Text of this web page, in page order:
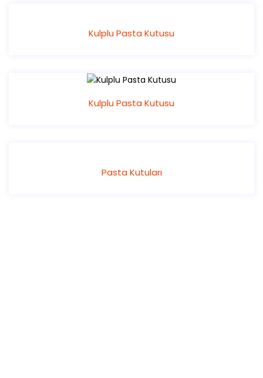
Kulplu Pasta Kutusu
Kulplu Pasta Kutusu
Pasta Kutuları